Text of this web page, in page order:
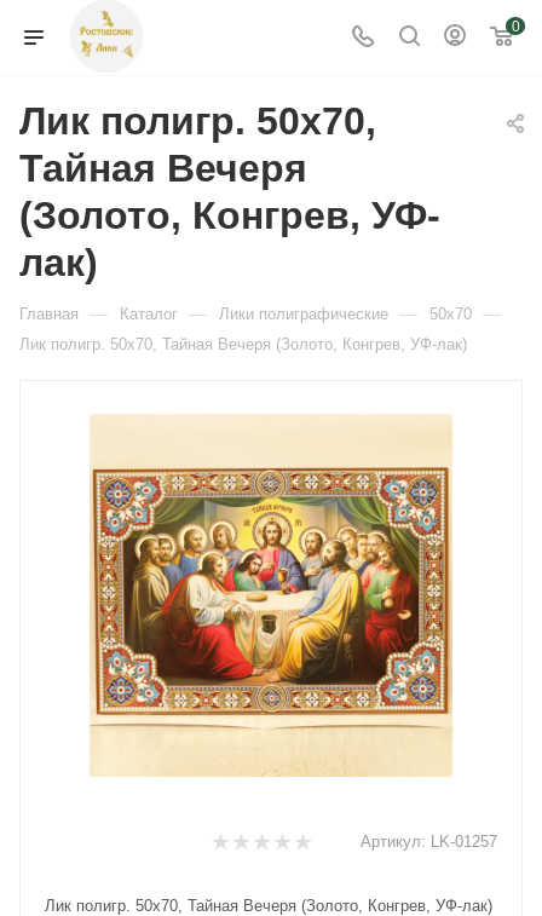
0
Лик полигр. 50х70,
Тайная Вечеря
(Золото, Конгрев, УФ-
лак)
Главная — Каталог — Лики полиграфические — 50x70 —
Лик полигр. 50х70, Тайная Вечеря (Золото, Конгрев, УФ-лак)
Артикул: LK-01257
Лик полигр. 50х70, Тайная Вечеря (Золото, Конгрев, УФ-лак)